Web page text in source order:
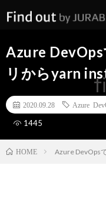
Azure
リからyarn
2020.09.28 Azure
1445
HOME Azure DevOps